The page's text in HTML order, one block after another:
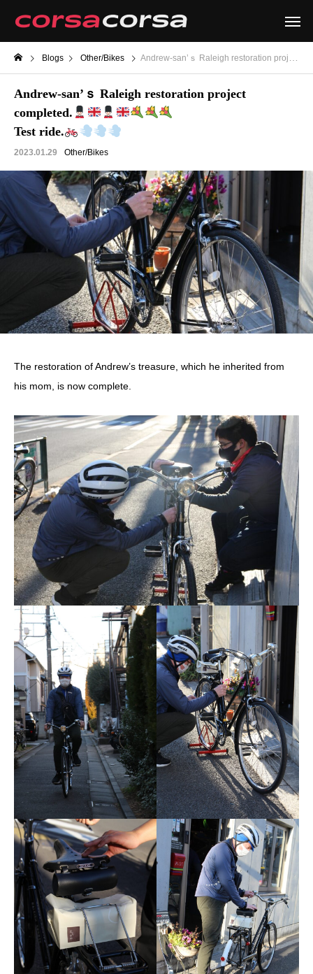
Blogs Other/Bikes Andrew-san’ｓ Raleigh restoration project completed.
Andrew-san’ｓ Raleigh restoration project
completed.
Test ride.
2023.01.29 Other/Bikes
The restoration of Andrew’s treasure, which he inherited from
his mom, is now complete.